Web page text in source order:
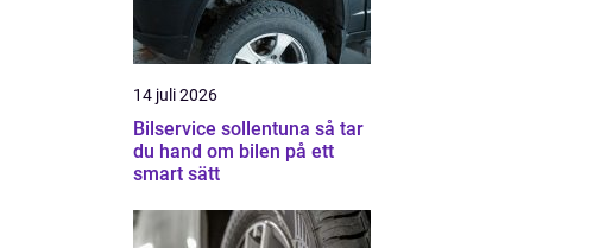
14 juli 2026
Bilservice sollentuna så tar
du hand om bilen på ett
smart sätt